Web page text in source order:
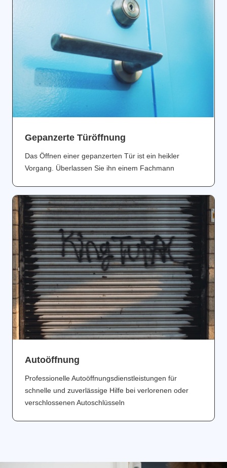
Gepanzerte Türöffnung
Das Öffnen einer gepanzerten Tür ist ein heikler
Vorgang. Überlassen Sie ihn einem Fachmann
Аutoöffnung
Professionelle Autoöffnungsdienstleistungen für
schnelle und zuverlässige Hilfe bei verlorenen oder
verschlossenen Autoschlüsseln